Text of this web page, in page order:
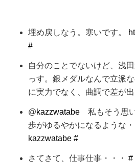
埋め戻しなう。寒いです。
#
自分のことでないけど、浅
っす。銀メダルなんで立派
に実力でなく、曲調で差が
@kazzwatabe 私もそう思
歩がゆるやかになるような・
kazzwatabe #
さてさて、仕事仕事・・・ #